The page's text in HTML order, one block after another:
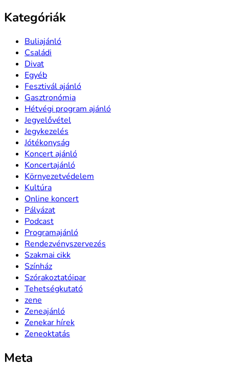
Kategóriák
Buliajánló
Családi
Divat
Egyéb
Fesztivál ajánló
Gasztronómia
Hétvégi program ajánló
Jegyelővétel
Jegykezelés
Jótékonyság
Koncert ajánló
Koncertajánló
Környezetvédelem
Kultúra
Online koncert
Pályázat
Podcast
Programajánló
Rendezvényszervezés
Szakmai cikk
Színház
Szórakoztatóipar
Tehetségkutató
zene
Zeneajánló
Zenekar hírek
Zeneoktatás
Meta